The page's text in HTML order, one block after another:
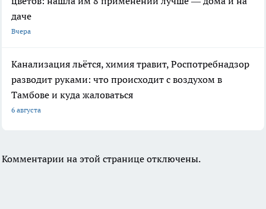
даче
Вчера
Канализация льётся, химия травит, Роспотребнадзор
разводит руками: что происходит с воздухом в
Тамбове и куда жаловаться
6 августа
Комментарии на этой странице отключены.